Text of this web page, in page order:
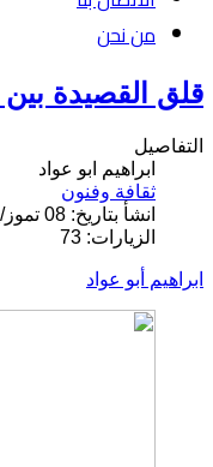
من نحن
قلق القصيدة
التفاصيل
ابراهيم ابو عواد
ثقافة وفنون
انشأ بتاريخ: 08 تموز/يوليو 2026
الزيارات: 73
ابراهيم أبو عواد